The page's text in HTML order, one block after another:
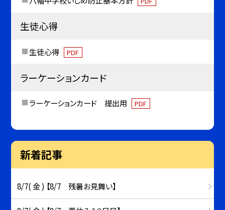
生徒心得
生徒心得 PDF
ラーケーションカード
ラーケーションカード 提出用 PDF
新着記事
8/7( 金 ) 【8/7 残暑お見舞い】